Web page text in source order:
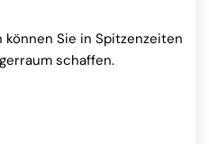
Sie in Spitzenzeiten
schaffen.